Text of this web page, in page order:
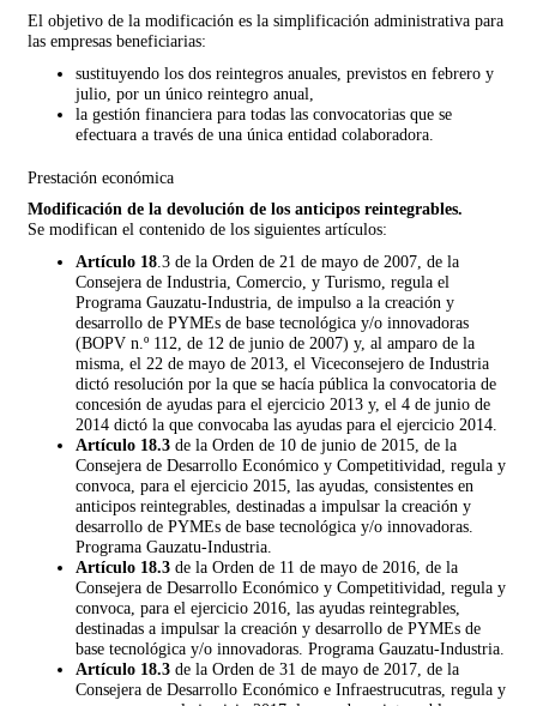
El objetivo de la modificación es la simplificación administrativa para
las empresas beneficiarias:
sustituyendo los dos reintegros anuales, previstos en febrero y
julio, por un único reintegro anual,
la gestión financiera para todas las convocatorias que se
efectuara a través de una única entidad colaboradora.
Prestación económica
Modificación de la devolución de los anticipos reintegrables.
Se modifican el contenido de los siguientes artículos:
Artículo 18 .3 de la Orden de 21 de mayo de 2007, de la
Consejera de Industria, Comercio, y Turismo, regula el
Programa Gauzatu-Industria, de impulso a la creación y
desarrollo de PYMEs de base tecnológica y/o innovadoras
(BOPV n.º 112, de 12 de junio de 2007) y, al amparo de la
misma, el 22 de mayo de 2013, el Viceconsejero de Industria
dictó resolución por la que se hacía pública la convocatoria de
concesión de ayudas para el ejercicio 2013 y, el 4 de junio de
2014 dictó la que convocaba las ayudas para el ejercicio 2014.
Artículo 18.3 de la Orden de 10 de junio de 2015, de la
Consejera de Desarrollo Económico y Competitividad, regula y
convoca, para el ejercicio 2015, las ayudas, consistentes en
anticipos reintegrables, destinadas a impulsar la creación y
desarrollo de PYMEs de base tecnológica y/o innovadoras.
Programa Gauzatu-Industria.
Artículo 18.3 de la Orden de 11 de mayo de 2016, de la
Consejera de Desarrollo Económico y Competitividad, regula y
convoca, para el ejercicio 2016, las ayudas reintegrables,
destinadas a impulsar la creación y desarrollo de PYMEs de
base tecnológica y/o innovadoras. Programa Gauzatu-Industria.
Artículo 18.3 de la Orden de 31 de mayo de 2017, de la
Consejera de Desarrollo Económico e Infraestrucutras, regula y